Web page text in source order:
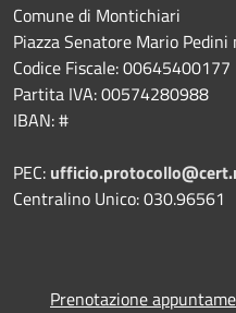
Comune di Montichiari
Piazza Senatore Mario
Codice Fiscale: 00645400177
Partita IVA: 00574280988
IBAN: #
PEC:
Centralino Unico: 030.96561
Prenotazione